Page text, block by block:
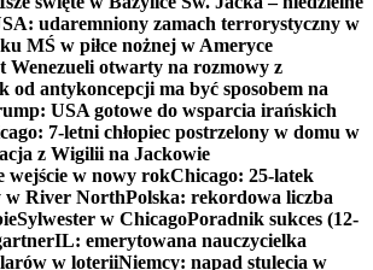
udaremniony zamach terrorystyczny w
MŚ w piłce nożnej w Ameryce
Wenezueli otwarty na rozmowy z
od antykoncepcji ma być sposobem na
USA gotowe do wsparcia irańskich
7-letni chłopiec postrzelony w domu w
z Wigilii na Jackowie
wejście w nowy rokChicago: 25-latek
w River NorthPolska: rekordowa liczba
Sylwester w ChicagoPoradnik sukces (12-
IL: emerytowana nauczycielka
w loteriiNiemcy: napad stulecia w